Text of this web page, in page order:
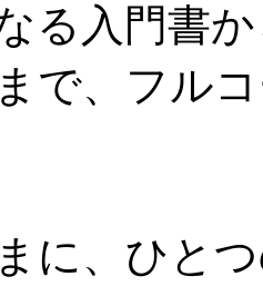
る入門書
で、フル
に、ひと